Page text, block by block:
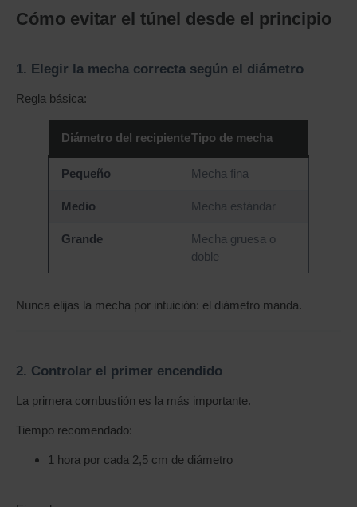
Cómo evitar el túnel desde el principio
1. Elegir la mecha correcta según el diámetro
Regla básica:
Diámetro del recipienteTipo de mecha
Pequeño Mecha fina
Medio Mecha estándar
Grande
Mecha gruesa o
doble
Nunca elijas la mecha por intuición: el diámetro manda.
2. Controlar el primer encendido
La primera combustión es la más importante.
Tiempo recomendado:
1 hora por cada 2,5 cm de diámetro